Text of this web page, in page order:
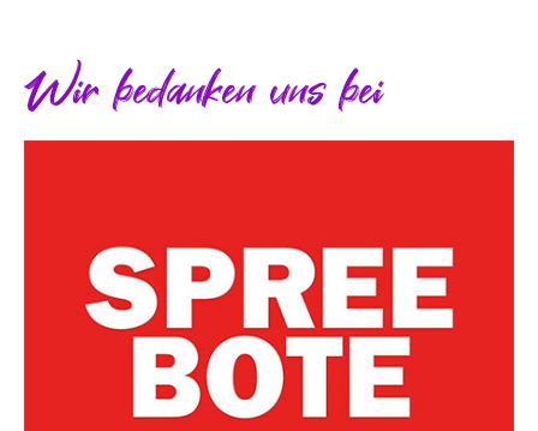
Wir bedanken uns bei